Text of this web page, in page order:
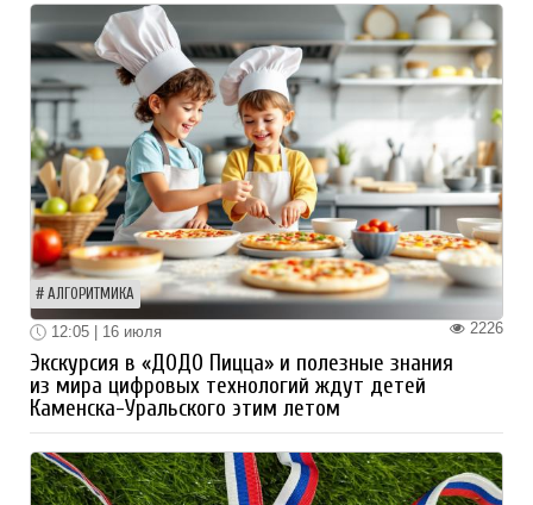
АЛГОРИТМИКА
2226
12:05 | 16 июля
Экскурсия в «ДОДО Пицца» и полезные знания
из мира цифровых технологий ждут детей
Каменска-Уральского этим летом